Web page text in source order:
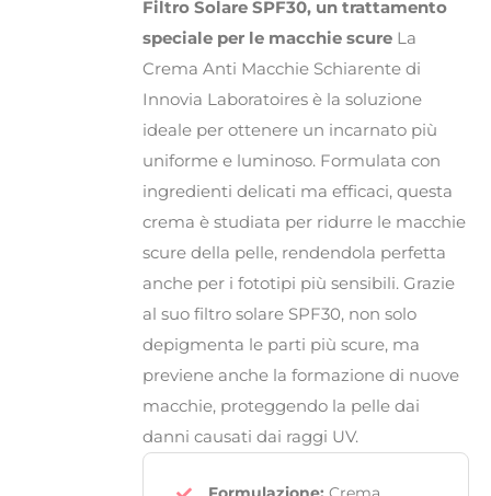
Filtro Solare SPF30, un trattamento
speciale per le macchie scure La
Crema Anti Macchie Schiarente di
Innovia Laboratoires è la soluzione
ideale per ottenere un incarnato più
uniforme e luminoso. Formulata con
ingredienti delicati ma efficaci, questa
crema è studiata per ridurre le macchie
scure della pelle, rendendola perfetta
anche per i fototipi più sensibili. Grazie
al suo filtro solare SPF30, non solo
depigmenta le parti più scure, ma
previene anche la formazione di nuove
macchie, proteggendo la pelle dai
danni causati dai raggi UV.